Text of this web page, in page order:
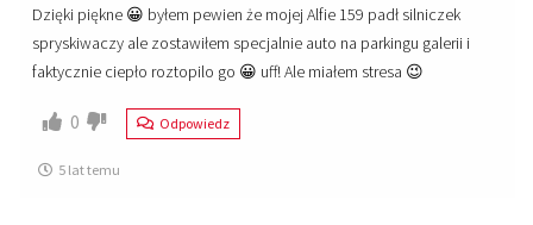
Dzięki piękne 😀 byłem pewien że mojej Alfie 159 padł silniczek
spryskiwaczy ale zostawiłem specjalnie auto na parkingu galerii i
faktycznie ciepło roztopilo go 😀 uff! Ale miałem stresa 😉
0 Odpowiedz
5 lat temu